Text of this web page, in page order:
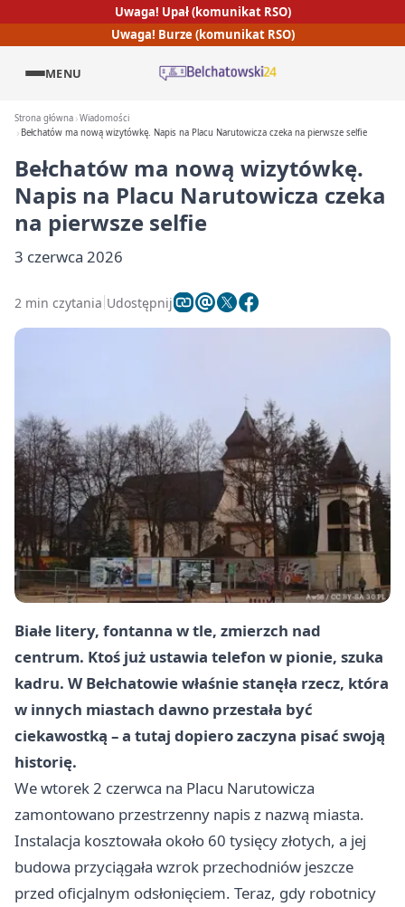
Uwaga! Upał (komunikat RSO)
Uwaga! Burze (komunikat RSO)
MENU
Strona główna Wiadomości
Bełchatów ma nową wizytówkę. Napis na Placu Narutowicza czeka na pierwsze selfie
Bełchatów ma nową wizytówkę.
Napis na Placu Narutowicza czeka
na pierwsze selfie
3 czerwca 2026
2 min czytania Udostępnij
Białe litery, fontanna w tle, zmierzch nad
centrum. Ktoś już ustawia telefon w pionie, szuka
kadru. W Bełchatowie właśnie stanęła rzecz, która
w innych miastach dawno przestała być
ciekawostką – a tutaj dopiero zaczyna pisać swoją
historię.
We wtorek 2 czerwca na Placu Narutowicza
zamontowano przestrzenny napis z nazwą miasta.
Instalacja kosztowała około 60 tysięcy złotych, a jej
budowa przyciągała wzrok przechodniów jeszcze
przed oficjalnym odsłonięciem. Teraz, gdy robotnicy